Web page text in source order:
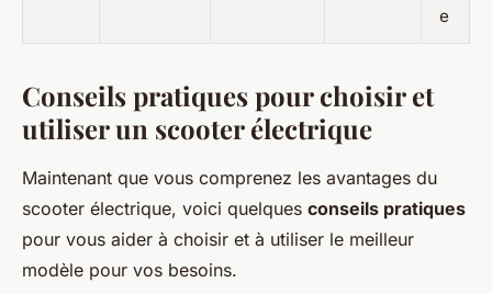
e
Conseils pratiques pour choisir et
utiliser un scooter électrique
Maintenant que vous comprenez les avantages du
scooter électrique, voici quelques conseils pratiques
pour vous aider à choisir et à utiliser le meilleur
modèle pour vos besoins.